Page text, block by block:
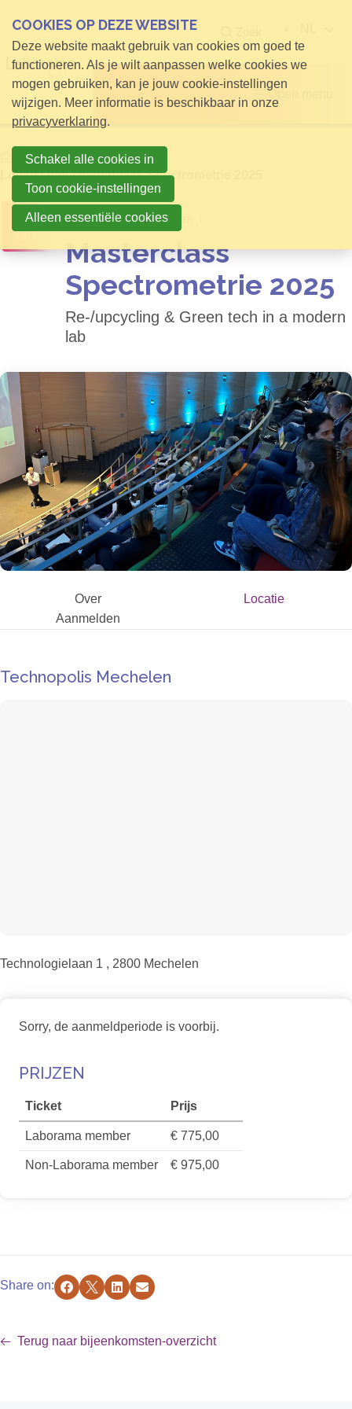
Open menu
HomeActiviteiten
Locatie van Masterclass Spectrometrie 2025
07 Technopolis Mechelen
Masterclass
Spectrometrie 2025
Re-/upcycling & Green tech in a modern
lab
Over
Locatie
Aanmelden
Technopolis Mechelen
Technologielaan 1 , 2800 Mechelen
Sorry, de aanmeldperiode is voorbij.
PRIJZEN
Ticket Prijs
Laborama member € 775,00
Non-Laborama member € 975,00
Terug naar bijeenkomsten-overzicht
Share on:
Facebook
X LinkedInE-mail
COOKIES OP DEZE WEBSITE
Deze website maakt gebruik van cookies om goed te
functioneren. Als je wilt aanpassen welke cookies we
mogen gebruiken, kan je jouw cookie-instellingen
wijzigen. Meer informatie is beschikbaar in onze
privacyverklaring.
Schakel alle cookies in
Toon cookie-instellingen
Alleen essentiële cookies